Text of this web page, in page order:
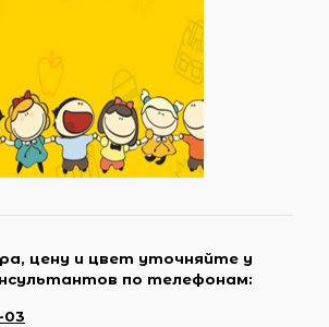
цену и цвет уточняйте у
по телефонам:
03